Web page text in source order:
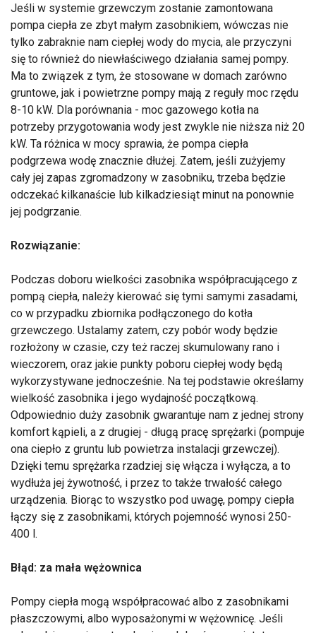
Jeśli w systemie grzewczym zostanie zamontowana
pompa ciepła ze zbyt małym zasobnikiem, wówczas nie
tylko zabraknie nam ciepłej wody do mycia, ale przyczyni
się to również do niewłaściwego działania samej pompy.
Ma to związek z tym, że stosowane w domach zarówno
gruntowe, jak i powietrzne pompy mają z reguły moc rzędu
8-10 kW. Dla porównania - moc gazowego kotła na
potrzeby przygotowania wody jest zwykle nie niższa niż 20
kW. Ta różnica w mocy sprawia, że pompa ciepła
podgrzewa wodę znacznie dłużej. Zatem, jeśli zużyjemy
cały jej zapas zgromadzony w zasobniku, trzeba będzie
odczekać kilkanaście lub kilkadziesiąt minut na ponownie
jej podgrzanie.
Rozwiązanie:
Podczas doboru wielkości zasobnika współpracującego z
pompą ciepła, należy kierować się tymi samymi zasadami,
co w przypadku zbiornika podłączonego do kotła
grzewczego. Ustalamy zatem, czy pobór wody będzie
rozłożony w czasie, czy też raczej skumulowany rano i
wieczorem, oraz jakie punkty poboru ciepłej wody będą
wykorzystywane jednocześnie. Na tej podstawie określamy
wielkość zasobnika i jego wydajność początkową.
Odpowiednio duży zasobnik gwarantuje nam z jednej strony
komfort kąpieli, a z drugiej - długą pracę sprężarki (pompuje
ona ciepło z gruntu lub powietrza instalacji grzewczej).
Dzięki temu sprężarka rzadziej się włącza i wyłącza, a to
wydłuża jej żywotność, i przez to także trwałość całego
urządzenia. Biorąc to wszystko pod uwagę, pompy ciepła
łączy się z zasobnikami, których pojemność wynosi 250-
400 l.
Błąd: za mała wężownica
Pompy ciepła mogą współpracować albo z zasobnikami
płaszczowymi, albo wyposażonymi w wężownicę. Jeśli